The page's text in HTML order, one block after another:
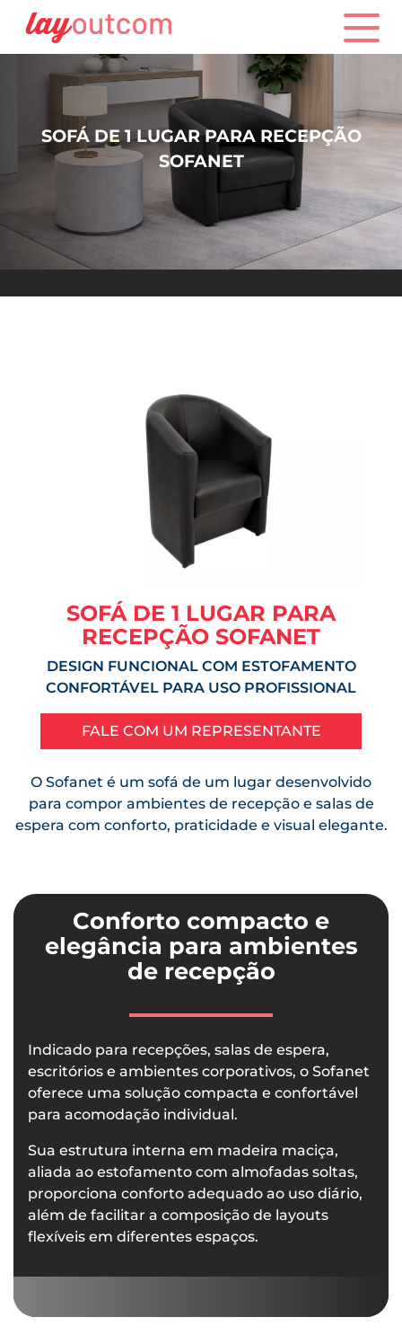
SOFÁ DE 1 LUGAR PARA RECEPÇÃO
SOFANET
SOFÁ DE 1 LUGAR PARA
RECEPÇÃO SOFANET
DESIGN FUNCIONAL COM ESTOFAMENTO
CONFORTÁVEL PARA USO PROFISSIONAL
FALE COM UM REPRESENTANTE
O Sofanet é um sofá de um lugar desenvolvido
para compor ambientes de recepção e salas de
espera com conforto, praticidade e visual elegante.
Conforto compacto e
elegância para ambientes
de recepção
Indicado para recepções, salas de espera,
escritórios e ambientes corporativos, o Sofanet
oferece uma solução compacta e confortável
para acomodação individual.
Sua estrutura interna em madeira maciça,
aliada ao estofamento com almofadas soltas,
proporciona conforto adequado ao uso diário,
além de facilitar a composição de layouts
flexíveis em diferentes espaços.